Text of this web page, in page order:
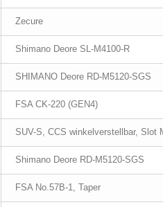
Zecure
Shimano Deore SL-M4100-R
SHIMANO Deore RD-M5120-SGS
FSA CK-220 (GEN4)
SUV-S, CCS winkelverstellbar, Slot
Shimano Deore RD-M5120-SGS
FSA No.57B-1, Taper